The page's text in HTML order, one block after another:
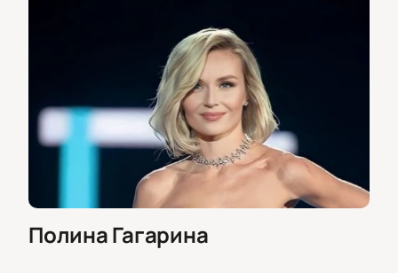
Полина Гагарина